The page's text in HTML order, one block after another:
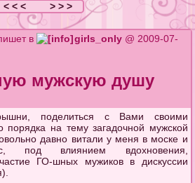
< < < > > >
в girls_only @ 2009-07-
мужскую душу
поделиться с Вами своими
на тему загадочной мужской
давно витали у меня в моске и
под влиянием вдохновения,
ГО-шных мужиков в дискуссии